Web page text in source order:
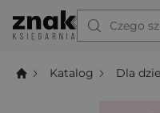
Czego
Katalog Dla